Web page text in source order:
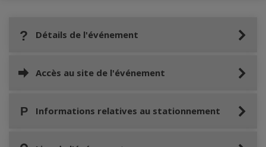
Détails de l'événement
Accès au site de l'événement
Informations relatives au stationnement